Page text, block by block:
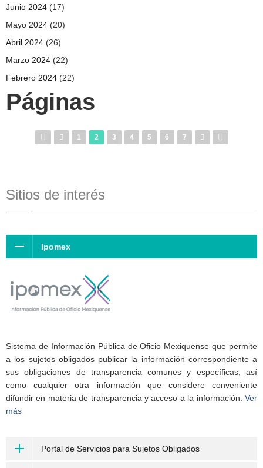
Junio 2024 (17)
Mayo 2024 (20)
Abril 2024 (26)
Marzo 2024 (22)
Febrero 2024 (22)
Páginas
1 2 3 4 5 6 7
Sitios de interés
Ipomex
Sistema de Información Pública de Oficio Mexiquense que permite
a los sujetos obligados publicar la información correspondiente a
sus obligaciones de transparencia comunes y específicas, así
como cualquier otra información que considere conveniente
difundir en materia de transparencia y acceso a la información. Ver
más
Portal de Servicios para Sujetos Obligados